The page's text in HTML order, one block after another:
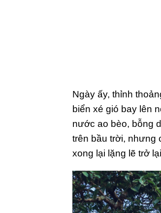
Ngày ấy, thỉnh
biển xé gió bay lên
nước ao bèo, bỗng
trên bầu trời, nhưng
xong lại lặng lẽ trở